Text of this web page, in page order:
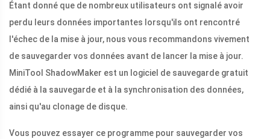
Étant donné que de nombreux utilisateurs ont signalé avoir
perdu leurs données importantes lorsqu'ils ont rencontré
l'échec de la mise à jour, nous vous recommandons vivement
de sauvegarder vos données avant de lancer la mise à jour.
MiniTool ShadowMaker est un logiciel de sauvegarde gratuit
dédié à la sauvegarde et à la synchronisation des données,
ainsi qu'au clonage de disque.
Vous pouvez essayer ce programme pour sauvegarder vos